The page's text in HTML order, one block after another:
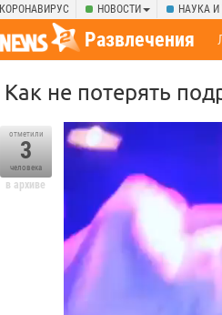
КОРОНАВИРУС НОВОСТИ НАУКА
Развлечения
Как не потерять
отметили
3
человека
в архиве